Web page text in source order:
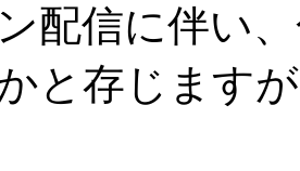
配信に伴い
と存じます